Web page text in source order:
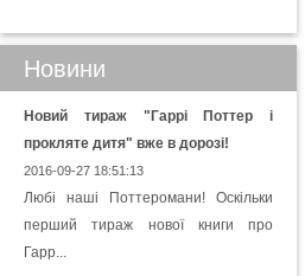
Новини
Новий тираж "Гаррі Поттер і
прокляте дитя" вже в дорозі!
2016-09-27 18:51:13
Любі наші Поттеромани! Оскільки
перший тираж нової книги про
Гарр...